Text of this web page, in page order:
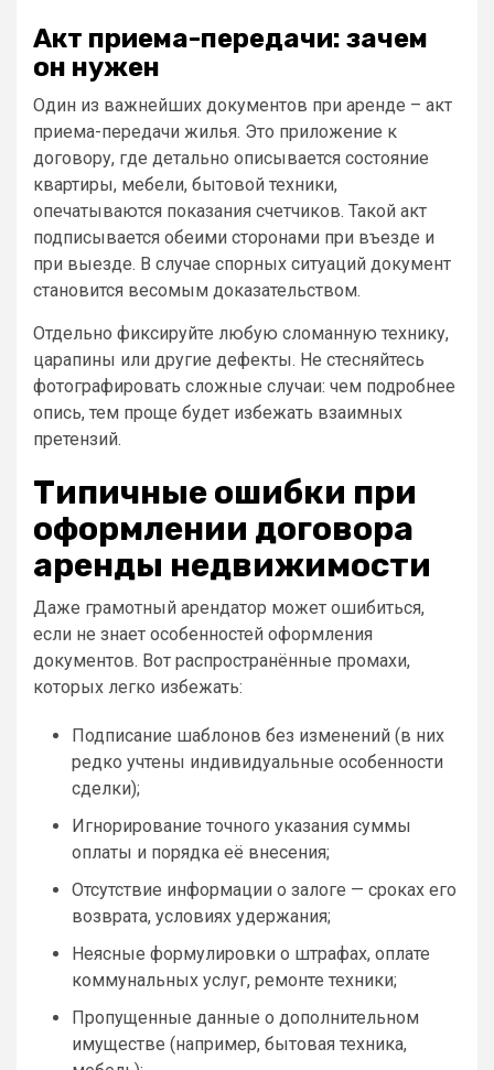
Акт приема-передачи: зачем
он нужен
Один из важнейших документов при аренде – акт
приема-передачи жилья. Это приложение к
договору, где детально описывается состояние
квартиры, мебели, бытовой техники,
опечатываются показания счетчиков. Такой акт
подписывается обеими сторонами при въезде и
при выезде. В случае спорных ситуаций документ
становится весомым доказательством.
Отдельно фиксируйте любую сломанную технику,
царапины или другие дефекты. Не стесняйтесь
фотографировать сложные случаи: чем подробнее
опись, тем проще будет избежать взаимных
претензий.
Типичные ошибки при
оформлении договора
аренды недвижимости
Даже грамотный арендатор может ошибиться,
если не знает особенностей оформления
документов. Вот распространённые промахи,
которых легко избежать:
Подписание шаблонов без изменений (в них
редко учтены индивидуальные особенности
сделки);
Игнорирование точного указания суммы
оплаты и порядка её внесения;
Отсутствие информации о залоге — сроках его
возврата, условиях удержания;
Неясные формулировки о штрафах, оплате
коммунальных услуг, ремонте техники;
Пропущенные данные о дополнительном
имуществе (например, бытовая техника,